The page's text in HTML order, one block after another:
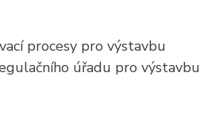
procesy pro výstavbu
úřadu pro výstavbu